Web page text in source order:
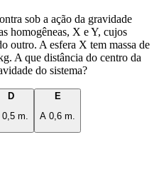
sob a ação da gravidade
homogêneas, X e Y, cujos
outro. A esfera X tem massa de
A que distância do centro da
do sistema?
D
0,5 m.
E
A 0,6 m.